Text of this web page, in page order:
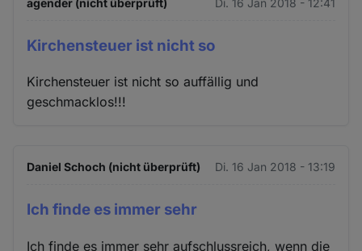
Kirchensteuer ist nicht so
Kirchensteuer ist nicht so auffällig und
geschmacklos!!!
Daniel Schoch (nicht überprüft) Di. 16 Jan 2018 - 13:19
Ich finde es immer sehr
Ich finde es immer sehr aufschlussreich, wenn die